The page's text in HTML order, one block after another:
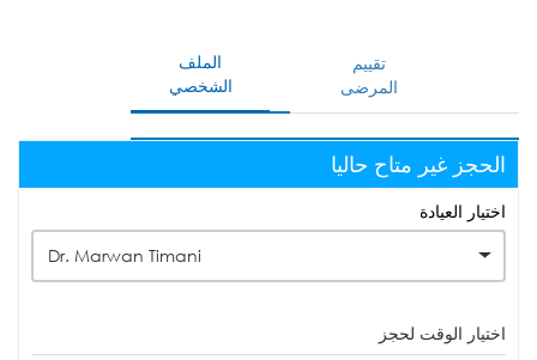
الملف
الشخصي
تقييم
المرضى
الحجز غير متاح حاليا
اختيار العيادة
Dr. Marwan Timani
اختيار الوقت لحجز